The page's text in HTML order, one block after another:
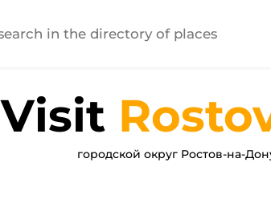
Visit
городской округ Ростов-на-